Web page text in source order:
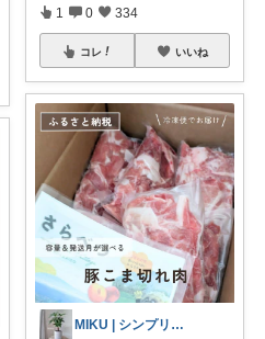
1 0 334
コレ いいね
MIKU | シンプリスト主婦